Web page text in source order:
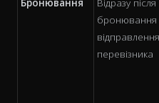
Бронювання
Відразу після
бронювання
перевізника